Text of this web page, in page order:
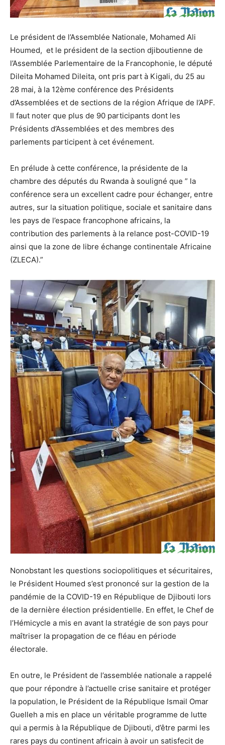
Le président de l’Assemblée Nationale, Mohamed Ali
Houmed, et le président de la section djiboutienne de
l’Assemblée Parlementaire de la Francophonie, le député
Dileita Mohamed Dileita, ont pris part à Kigali, du 25 au
28 mai, à la 12ème conférence des Présidents
d’Assemblées et de sections de la région Afrique de l’APF.
Il faut noter que plus de 90 participants dont les
Présidents d’Assemblées et des membres des
parlements participent à cet événement.
En prélude à cette conférence, la présidente de la
chambre des députés du Rwanda à souligné que ” la
conférence sera un excellent cadre pour échanger, entre
autres, sur la situation politique, sociale et sanitaire dans
les pays de l’espace francophone africains, la
contribution des parlements à la relance post-COVID-19
ainsi que la zone de libre échange continentale Africaine
(ZLECA).”
Nonobstant les questions sociopolitiques et sécuritaires,
le Président Houmed s’est prononcé sur la gestion de la
pandémie de la COVID-19 en République de Djibouti lors
de la dernière élection présidentielle. En effet, le Chef de
l’Hémicycle a mis en avant la stratégie de son pays pour
maîtriser la propagation de ce fléau en période
électorale.
En outre, le Président de l’assemblée nationale a rappelé
que pour répondre à l’actuelle crise sanitaire et protéger
la population, le Président de la République Ismail Omar
Guelleh a mis en place un véritable programme de lutte
qui a permis à la République de Djibouti, d’être parmi les
rares pays du continent africain à avoir un satisfecit de